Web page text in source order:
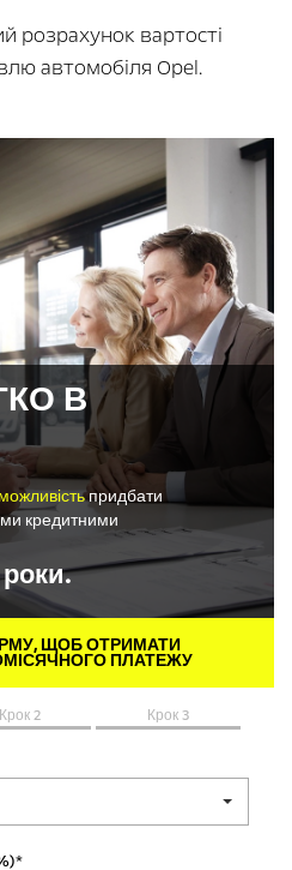
розрахунок вартості
автомобіля Opel.